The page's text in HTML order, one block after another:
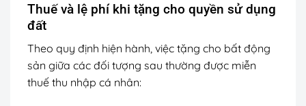
Thuế và lệ phí khi tặng cho quyền sử dụng
đất
Theo quy định hiện hành, việc tặng cho bất động
sản giữa các đối tượng sau thường được miễn
thuế thu nhập cá nhân: